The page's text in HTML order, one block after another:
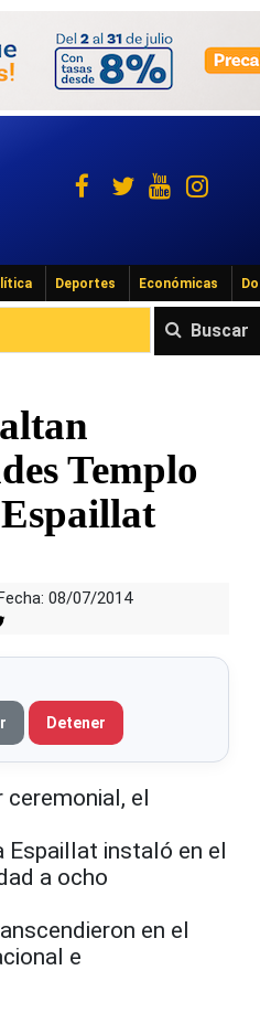
Deportes Económicas
Buscar
Templo
Fecha: 08/07/2014
Detener
ceremonial, el
Espaillat instaló en el
a ocho
en el
e